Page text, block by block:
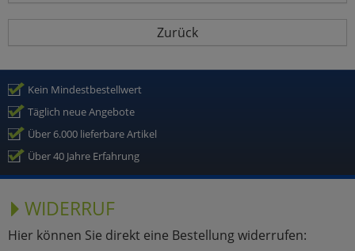
Zurück
Kein Mindestbestellwert
Täglich neue Angebote
Über 6.000 lieferbare Artikel
Über 40 Jahre Erfahrung
WIDERRUF
Hier können Sie direkt eine Bestellung widerrufen: